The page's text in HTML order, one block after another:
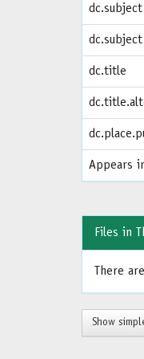
dc.subject
dc.subject
dc.title
Appears
Files in
There
Show